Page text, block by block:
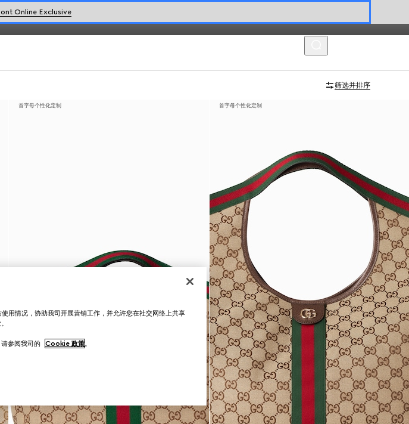
Online Exclusive
筛选并排序
首字母个性化定制 首字母个性化定制
用情况，协助我司开展营销工作，并允许您在社交网络上共享
参阅我司的 Cookie 政策。